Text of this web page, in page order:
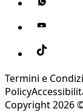
Termini e
Policy
Copyright 2026